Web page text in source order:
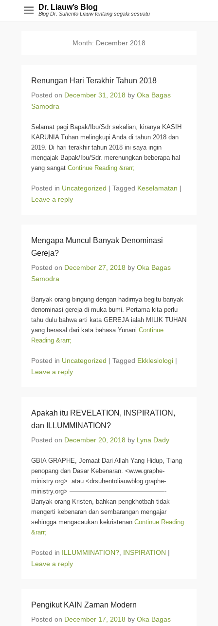
Dr. Liauw’s Blog
Blog Dr. Suhento Liauw tentang segala sesuatu
Month: December 2018
Renungan Hari Terakhir Tahun 2018
Posted on December 31, 2018 by Oka Bagas
Samodra
Selamat pagi Bapak/Ibu/Sdr sekalian, kiranya KASIH
KARUNIA Tuhan melingkupi Anda di tahun 2018 dan
2019. Di hari terakhir tahun 2018 ini saya ingin
mengajak Bapak/Ibu/Sdr. merenungkan beberapa hal
yang sangat Continue Reading &rarr;
Posted in Uncategorized | Tagged Keselamatan |
Leave a reply
Mengapa Muncul Banyak Denominasi
Gereja?
Posted on December 27, 2018 by Oka Bagas
Samodra
Banyak orang bingung dengan hadirnya begitu banyak
denominasi gereja di muka bumi. Pertama kita perlu
tahu dulu bahwa arti kata GEREJA ialah MILIK TUHAN
yang berasal dari kata bahasa Yunani Continue
Reading &rarr;
Posted in Uncategorized | Tagged Ekklesiologi |
Leave a reply
Apakah itu REVELATION, INSPIRATION,
dan ILLUMMINATION?
Posted on December 20, 2018 by Lyna Dady
GBIA GRAPHE, Jemaat Dari Allah Yang Hidup, Tiang
penopang dan Dasar Kebenaran. <www.graphe-
ministry.org> atau <drsuhentoliauwblog.graphe-
ministry.org> ———————————————-
Banyak orang Kristen, bahkan pengkhotbah tidak
mengerti kebenaran dan sembarangan mengajar
sehingga mengacaukan kekristenan Continue Reading
&rarr;
Posted in ILLUMMINATION? INSPIRATION |
Leave a reply
Pengikut KAIN Zaman Modern
Posted on December 17, 2018 by Oka Bagas